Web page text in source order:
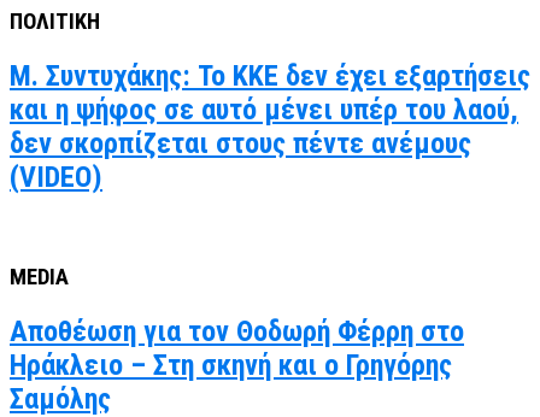
ΠΟΛΙΤΙΚΗ
Μ. Συντυχάκης: Το ΚΚΕ δεν έχει εξαρτήσεις
και η ψήφος σε αυτό μένει υπέρ του λαού,
δεν σκορπίζεται στους πέντε ανέμους
(VIDEO)
MEDIA
Αποθέωση για τον Θοδωρή Φέρρη στο
Ηράκλειο – Στη σκηνή και ο Γρηγόρης
Σαμόλης